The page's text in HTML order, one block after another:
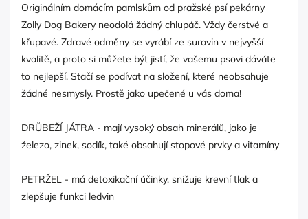
Originálním domácím pamlskům od pražské psí pekárny
Zolly Dog Bakery neodolá žádný chlupáč. Vždy čerstvé a
křupavé. Zdravé odměny se vyrábí ze surovin v nejvyšší
kvalitě, a proto si můžete být jistí, že vašemu psovi dáváte
to nejlepší. Stačí se podívat na složení, které neobsahuje
žádné nesmysly. Prostě jako upečené u vás doma!
DRŮBEŽÍ JÁTRA - mají vysoký obsah minerálů, jako je
železo, zinek, sodík, také obsahují stopové prvky a vitamíny
PETRŽEL - má detoxikační účinky, snižuje krevní tlak a
zlepšuje funkci ledvin